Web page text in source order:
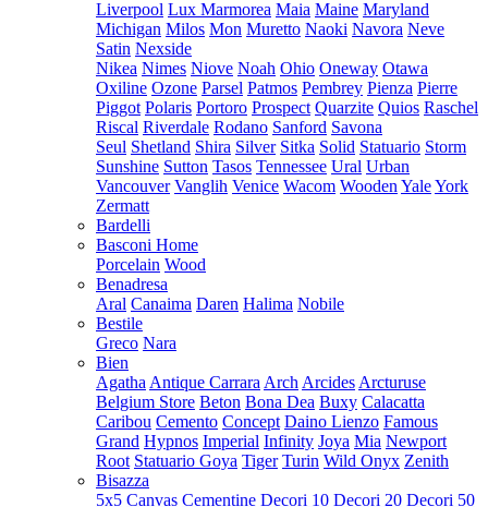
Liverpool Lux Marmorea Maia Maine Maryland
Michigan Milos Mon Muretto Naoki Navora Neve
Satin Nexside
Nikea Nimes Niove Noah Ohio Oneway Otawa
Oxiline Ozone Parsel Patmos Pembrey Pienza Pierre
Piggot Polaris Portoro Prospect Quarzite Quios Raschel
Riscal Riverdale Rodano Sanford Savona
Seul Shetland Shira Silver Sitka Solid Statuario Storm
Sunshine Sutton Tasos Tennessee Ural Urban
Vancouver Vanglih Venice Wacom Wooden YaleYork
Zermatt
Bardelli
Basconi Home
Porcelain Wood
Benadresa
Aral Canaima Daren Halima Nobile
Bestile
Greco Nara
Bien
Agatha Antique Carrara Arch Arcides Arcturuse
Belgium Store Beton Bona Dea Buxy Calacatta
Caribou Cemento Concept Daino Lienzo Famous
Grand Hypnos Imperial Infinity Joya Mia Newport
Root Statuario Goya Tiger Turin Wild Onyx Zenith
Bisazza
5x5 Canvas Cementine Decori 10 Decori 20 Decori 50